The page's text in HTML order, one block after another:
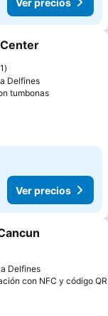
Delfines
tumbonasVer
Ver precios
Delfines
con NFC y código QR